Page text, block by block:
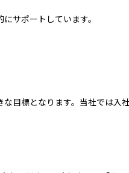
サポートしています。
目標となります。当社では入